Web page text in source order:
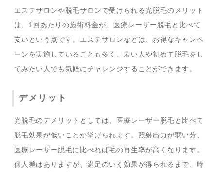
エステサロンや脱毛サロンで受けられる光脱毛のメリット
は、1回あたりの施術料金が、医療レーザー脱毛と比べて
安いという点です。エステサロンなどは、お得なキャンペ
ーンを実施していることも多く、若い人や初めて脱毛をし
てみたい人でも気軽にチャレンジすることができます。
デメリット
光脱毛のデメリットとしては、医療レーザー脱毛と比べて
脱毛効果が低いことが挙げられます。照射出力が弱い分、
医療レーザー脱毛に比べれば毛の再生率が高くなります。
個人差はありますが、満足のいく効果が得られるまで、時